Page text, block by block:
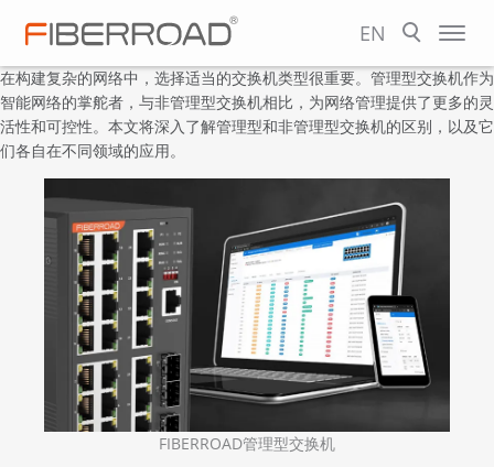
EN
在构建复杂的网络中，选择适当的交换机类型很重要。 管理型交换机作为
智能网络的掌舵者，与非管理型交换机相比，为网络管理提供了更多的灵
活性和可控性。本文将深入了解管理型和非管理型交换机的区别，以及它
们各自在不同领域的应用。
FIBERROAD管理型交换机